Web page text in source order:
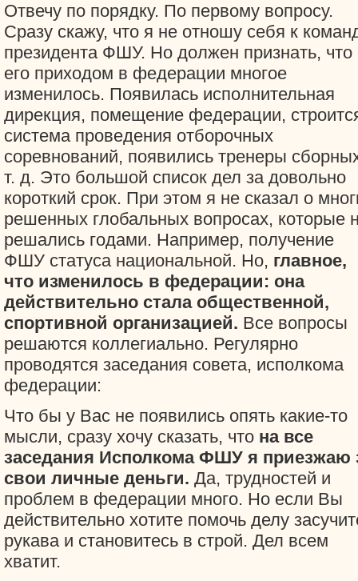
Отвечу по порядку. По первому вопросу.
Сразу скажу, что я не отношу себя к
президента ФШУ. Но должен признать, что
его приходом в федерации многое
изменилось. Появилась исполнительная
дирекция, помещение федерации,
система проведения отборочных
соревнований, появились тренеры
т. д. Это большой список дел за довольно
короткий срок. При этом я не сказал о
решенных глобальных вопросах, которые
решались годами. Например, получение
ФШУ статуса национальной. Но, главное,
что изменилось в федерации: она
действительно стала общественной,
спортивной организацией. Все вопросы
решаются коллегиально. Регулярно
проводятся заседания совета, исполкома
федерации:
Что бы у Вас не появились опять какие-то
мысли, сразу хочу сказать, что на все
заседания Исполкома ФШУ я приезжаю
свои личные деньги. Да, трудностей и
проблем в федерации много. Но если Вы
действительно хотите помочь делу
рукава и становитесь в строй. Дел всем
хватит.